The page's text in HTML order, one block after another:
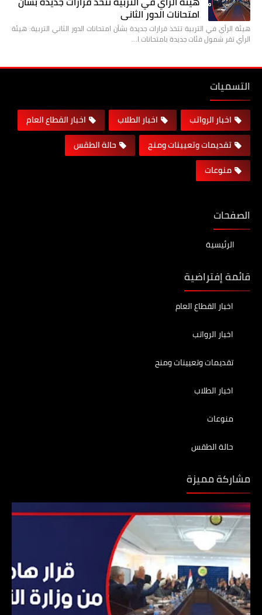
امتحانات الدور الثاني
هيئة الرأي في التربية تتخذ قرارات جديدة بشأن امتحانات الدور الثاني التربية: هيئة
الرأي تقر شمول فئات جديدة بامتحانات ا…
التسميات
اخبار الرواتب اخبار الطلاب
اخبار القطاع العام
تقديمات وتعيينات ومنح
حالة الطقس
منوعات
الصفحات
الرئيسية
قائمة إفتراضية
اخبار القطاع العام
اخبار الرواتب
تقديمات وتعيينات ومنح
اخبار الطلاب
منوعات
حالة الطقس
مشاركة مميزة